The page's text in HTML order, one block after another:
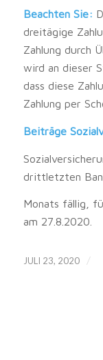
Beachten Sie:
dreitägige
Zahlung durch
wird an dieser
dass diese
Zahlung per
Beiträge
drittletzten
Monats fällig,
am 27.8.2020.
JULI 23, 2020 /